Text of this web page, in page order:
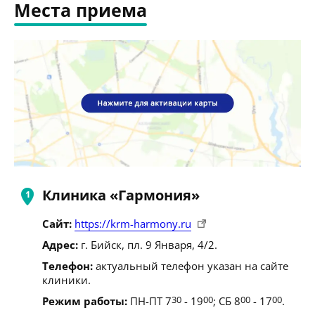
Места приема
Клиника «Гармония»
Сайт: https://krm-harmony.ru
Адрес: г. Бийск, пл. 9 Января, 4/2.
Телефон: актуальный телефон указан на сайте
клиники.
Режим работы: ПН-ПТ 730 - 1900; СБ 800 - 1700.